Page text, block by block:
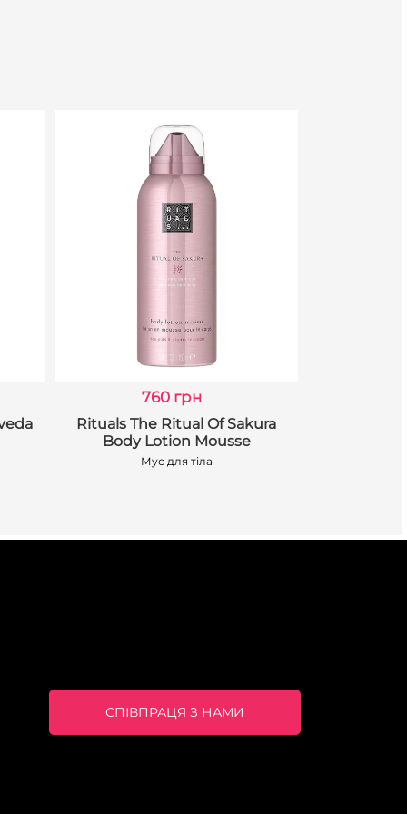
760 грн
Rituals The Ritual Of Sakura
Body Lotion Mousse
Мус для тіла
СПІВПРАЦЯ З НАМИ